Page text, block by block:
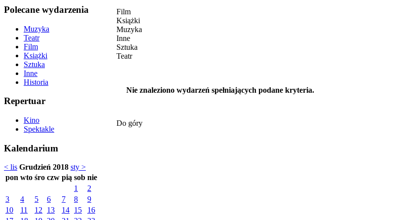
Polecane wydarzenia
Muzyka
Teatr
Film
Książki
Sztuka
Inne
Historia
Repertuar
Kino
Spektakle
Kalendarium
< lis Grudzień 2018 sty >
pon wto śro czw pią sob nie
1
2
3
4 5 6 7 8
9
10
11 12 13 14 15
16
Film
Książki
Muzyka
Inne
Sztuka
Teatr
Nie znaleziono wydarzeń spełniających podane kryteria.
Do góry